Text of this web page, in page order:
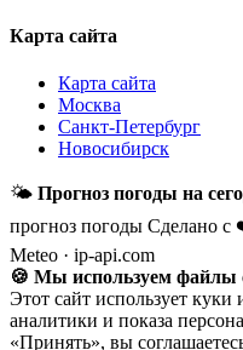
Карта сайта
Карта сайта
Москва
Санкт-Петербург
Новосибирск
🌤 Прогноз погоды на
прогноз погоды Сделано с
Meteo · ip-api.com
🍪 Мы используем файлы
Этот сайт использует
аналитики и показа
«Принять», вы